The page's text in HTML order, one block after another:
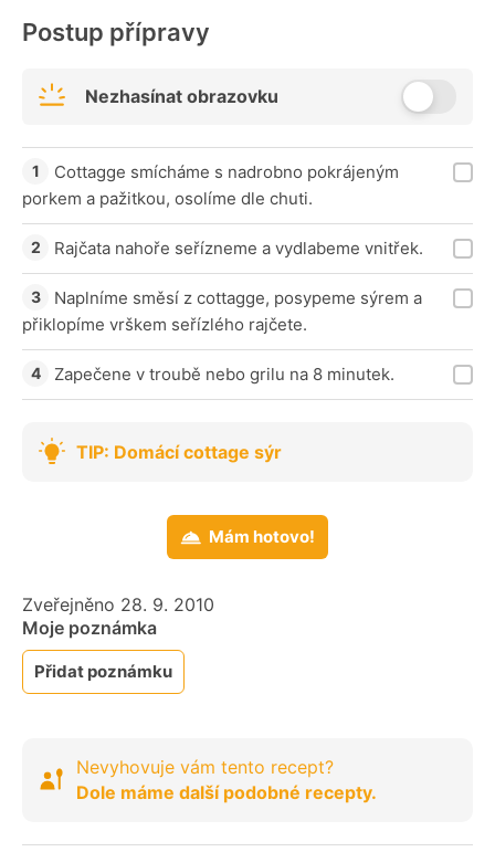
Postup přípravy
Nezhasínat obrazovku
Cottagge smícháme s nadrobno pokrájeným
porkem a pažitkou, osolíme dle chuti.
Rajčata nahoře seřízneme a vydlabeme vnitřek.
Naplníme směsí z cottagge, posypeme sýrem a
přiklopíme vrškem seřízlého rajčete.
Zapečene v troubě nebo grilu na 8 minutek.
TIP: Domácí cottage sýr
Mám hotovo!
Zveřejněno 28. 9. 2010
Moje poznámka
Přidat poznámku
Nevyhovuje vám tento recept?
Dole máme další podobné recepty.